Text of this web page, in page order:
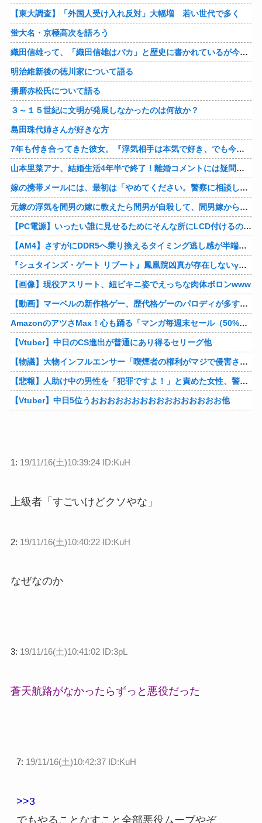
【東大調査】「外国人受け入れ反対」大幅増 若い世代で多く
蛍大名・京極高次を語ろう
織田信雄って、「織田信雄はバカ」と歴史に書かれているが今まで家が残っているんでバカではないよな？
明治維新後の徳川家について語る
播磨赤松氏について語る
３～１５世紀に文明が発展しなかったのは何故か？
島田珠代姉さんが好きな方
7年も付き合ってきた彼女。『浮気相手は本気で好き、でも今の生活は壊したくない。あなたは家族で、浮気相手は恋人。それじゃ駄目なの？』人の心なんて持ってなかったｗ
山本里菜アナ、結婚生活4年半で終了！離婚コメントには疑問の声
嫁の携帯メールには、最初は「やめてください。警察に相談します」とかだったけど、最近は「昨日もすごかった。間君のが中でビクピｋ（ｒｙ」とｗ しかも羽目鳥も満載だった！
元嫁の浮気を間男の嫁に教えたら間男が自殺して、間男嫁から感謝されつつ元嫁に『いつ死ぬの？』と笑顔で言われた衝撃
【PC電源】いったい誰に見せるためにそんな所にLCD付けるのかな
【AM4】さすがにDDR5へ乗り換えるタイミング逃し感が半端ない
『シュタインズ・ゲート リブート』鳳凰院凶真が存在しないγ（ガンマ）世界線が追加される
【画像】現役アスリート、紐ビキニ姿でえっちな肉体ボロンwww
【動画】マーベルの新作格ゲー、歴代格ゲーのパロディが多すぎて話題にwwwwwww
AmazonのアツさMax！心も踊る「マンガ毎週末セール（50%還元）」2日目襲来！他
【Vtuber】中日のCS進出が普通にあり得るセリーグ他
【物議】大物インフルエンサー「喫煙者の権利がマジで侵害されてる。いくら税金払ってるんだ」他
【悲報】人助け中の男性を「犯罪ですよ！」と責めた女性、警察が来た瞬間逃げる他
【Vtuber】中日5位うおおおおおおおおおおおおおおおお他
1: 19/11/16(土)10:39:24 ID:KuH
上級者「すごいけどクソやな」
2: 19/11/16(土)10:40:22 ID:KuH
なぜなのか
3: 19/11/16(土)10:41:02 ID:3pL
蒼天航路がなかったらずっと悪役だった
7: 19/11/16(土)10:42:37 ID:KuH
>>3
でもやることなすこと全部悪役ムーブやぞ